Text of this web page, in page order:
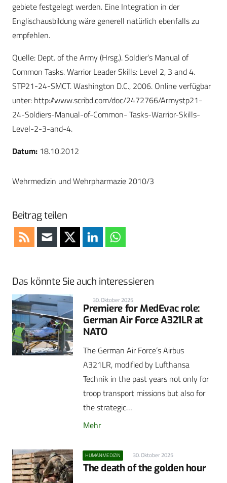
gebiete festgelegt werden. Eine Integration in der
Englischausbildung wäre generell natürlich ebenfalls zu
empfehlen.
Quelle: Dept. of the Army (Hrsg.). Soldier’s Manual of
Common Tasks. Warrior Leader Skills: Level 2, 3 and 4.
STP21-24-SMCT. Washington D.C., 2006. Online verfügbar
unter: http://www.scribd.com/doc/2472766/Armystp21-
24-Soldiers-Manual-of-Common- Tasks-Warrior-Skills-
Level-2-3-and-4.
Datum: 18.10.2012
Wehrmedizin und Wehrpharmazie 2010/3
Beitrag teilen
Das könnte Sie auch interessieren
30. Oktober 2025
Premiere for MedEvac role:
German Air Force A321LR at
NATO
The German Air Force’s Airbus
A321LR, modified by Lufthansa
Technik in the past years not only for
troop transport missions but also for
the strategic…
Mehr
HUMANMEDIZIN 30. Oktober 2025
The death of the golden hour